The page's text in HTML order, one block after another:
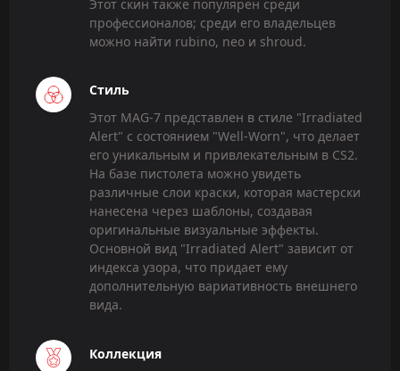
Этот скин также популярен среди
профессионалов; среди его владельцев
можно найти rubino, neo и shroud.
Стиль
Этот MAG-7 представлен в стиле "Irradiated
Alert" с состоянием "Well-Worn", что делает
его уникальным и привлекательным в CS2.
На базе пистолета можно увидеть
различные слои краски, которая мастерски
нанесена через шаблоны, создавая
оригинальные визуальные эффекты.
Основной вид "Irradiated Alert" зависит от
индекса узора, что придает ему
дополнительную вариативность внешнего
вида.
Коллекция